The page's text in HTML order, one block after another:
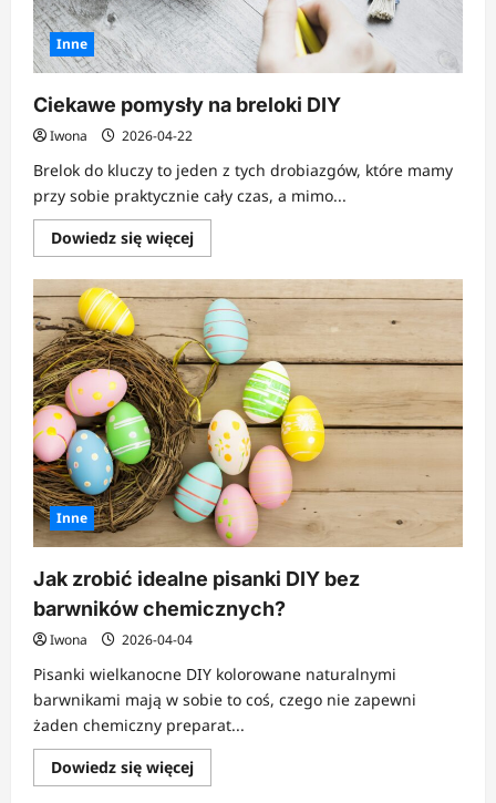
Inne
Ciekawe pomysły na breloki DIY
Iwona 2026-04-22
Brelok do kluczy to jeden z tych drobiazgów, które mamy
przy sobie praktycznie cały czas, a mimo...
Dowiedz się więcejDowiedz
się
o
Ciekawe
pomysły
na
breloki
DIY
Inne
Jak zrobić idealne pisanki DIY bez
barwników chemicznych?
Iwona 2026-04-04
Pisanki wielkanocne DIY kolorowane naturalnymi
barwnikami mają w sobie to coś, czego nie zapewni
żaden chemiczny preparat...
Dowiedz się więcejDowiedz
się